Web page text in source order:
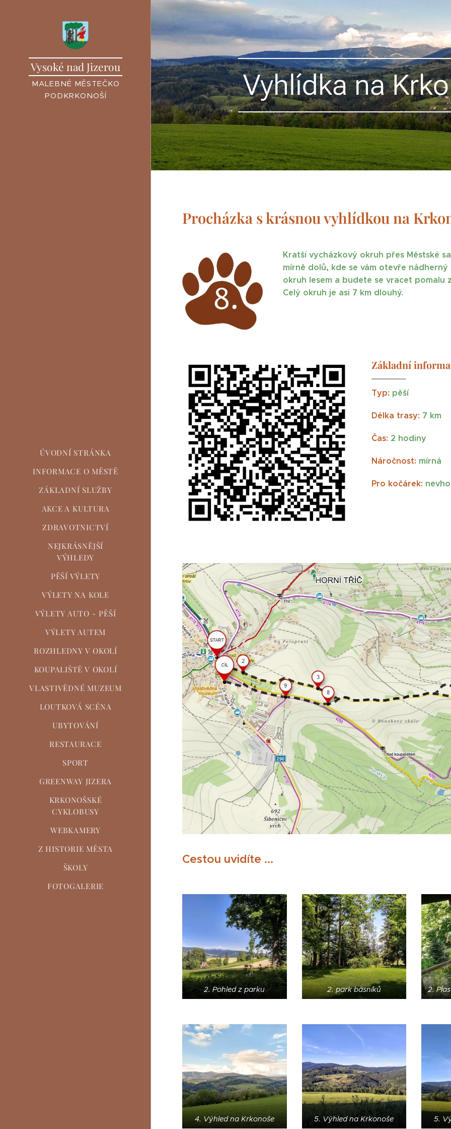
Vysoké nad Jizerou
MALEBNÉ MĚSTEČKO
PODKRKONOŠÍ
ÚVODNÍ STRÁNKA
INFORMACE O MĚSTĚ
ZÁKLADNÍ SLUŽBY
AKCE A KULTURA
ZDRAVOTNICTVÍ
NEJKRÁSNĚJŠÍ
VÝHLEDY
PĚŠÍ VÝLETY
VÝLETY NA KOLE
VÝLETY AUTO - PĚŠÍ
VÝLETY AUTEM
ROZHLEDNY V OKOLÍ
KOUPALIŠTĚ V OKOLÍ
VLASTIVĚDNÉ MUZEUM
LOUTKOVÁ SCÉNA
UBYTOVÁNÍ
RESTAURACE
SPORT
GREENWAY JIZERA
KRKONOŠSKÉ
CYKLOBUSY
WEBKAMERY
Z HISTORIE MĚSTA
ŠKOLY
FOTOGALERIE
Vyhlídka na
Procházka s krásnou vyhlídkou na
Kratší vycházkový okruh přes Městské
mírně dolů, kde se vám otevře
okruh lesem a budete se vracet
Celý okruh je asi 7 km dlouhý.
Základní
Typ: pěší
Délka trasy: 7 km
Čas: 2 hodiny
Náročnost: mírná
Pro kočárek:
Cestou uvidíte ...
2. Pohled z parku 2. park básníků 2.
4. Výhled na Krkonoše 5. Výhled na Krkonoše 5.